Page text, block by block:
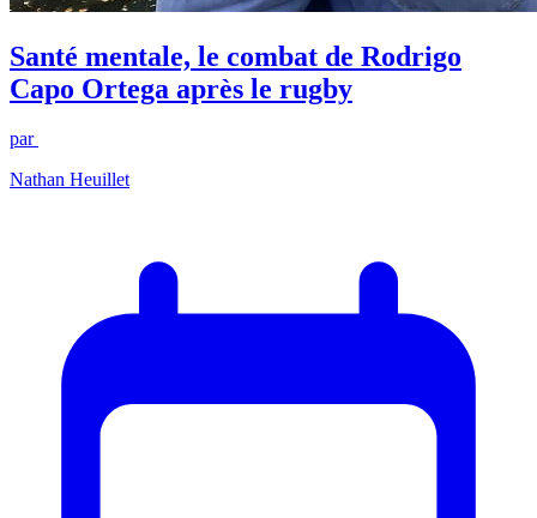
Santé mentale, le combat de Rodrigo
Capo Ortega après le rugby
par
Nathan Heuillet